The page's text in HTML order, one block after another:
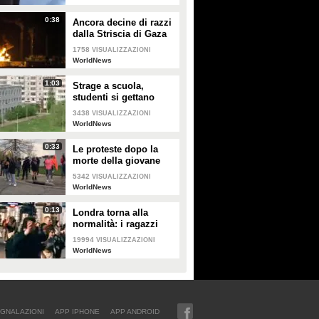
0:38
Ancora decine di razzi
dalla Striscia di Gaza
1758 VISUALIZZAZIONI
WorldNews
1:03
Strage a scuola,
studenti si gettano
dalle finestre al terzo
piano per scappare:
3438 VISUALIZZAZIONI
WorldNews
0:33
Le proteste dopo la
morte della giovane
Makiyah Bryant in Ohio
5342 VISUALIZZAZIONI
WorldNews
0:13
Londra torna alla
normalità: i ragazzi
ballano in strada
19994 VISUALIZZAZIONI
WorldNews
APP IPHONE APP ANDROID